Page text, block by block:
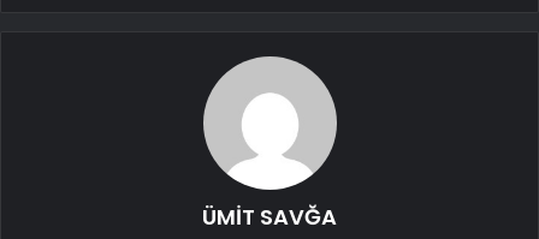
ÜMİT SAVĞA